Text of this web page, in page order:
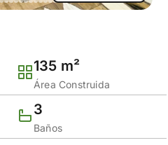
135 m²
Área Construida
3
Baños